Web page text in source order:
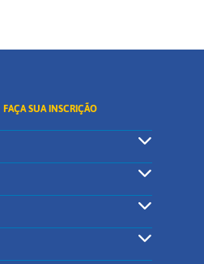
FAÇA SUA INSCRIÇÃO